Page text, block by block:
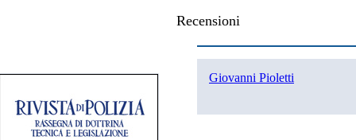
Recensioni
Giovanni Pioletti